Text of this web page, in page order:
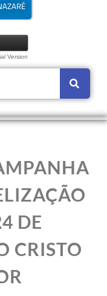
Version
DE
CRISTO